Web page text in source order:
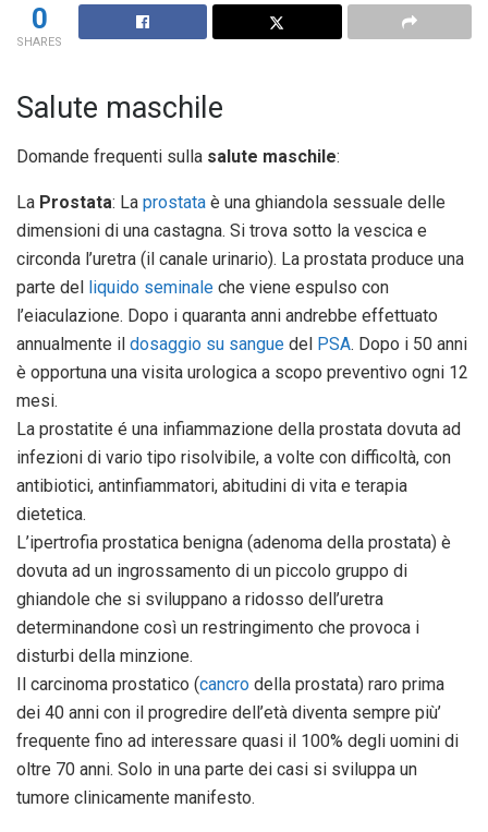
0
SHARES
Salute maschile
Domande frequenti sulla salute maschile:
La Prostata: La prostata è una ghiandola sessuale delle
dimensioni di una castagna. Si trova sotto la vescica e
circonda l’uretra (il canale urinario). La prostata produce una
parte del liquido seminale che viene espulso con
l’eiaculazione. Dopo i quaranta anni andrebbe effettuato
annualmente il dosaggio su sangue del PSA. Dopo i 50 anni
è opportuna una visita urologica a scopo preventivo ogni 12
mesi.
La prostatite é una infiammazione della prostata dovuta ad
infezioni di vario tipo risolvibile, a volte con difficoltà, con
antibiotici, antinfiammatori, abitudini di vita e terapia
dietetica.
L’ipertrofia prostatica benigna (adenoma della prostata) è
dovuta ad un ingrossamento di un piccolo gruppo di
ghiandole che si sviluppano a ridosso dell’uretra
determinandone così un restringimento che provoca i
disturbi della minzione.
Il carcinoma prostatico (cancro della prostata) raro prima
dei 40 anni con il progredire dell’età diventa sempre più’
frequente fino ad interessare quasi il 100% degli uomini di
oltre 70 anni. Solo in una parte dei casi si sviluppa un
tumore clinicamente manifesto.